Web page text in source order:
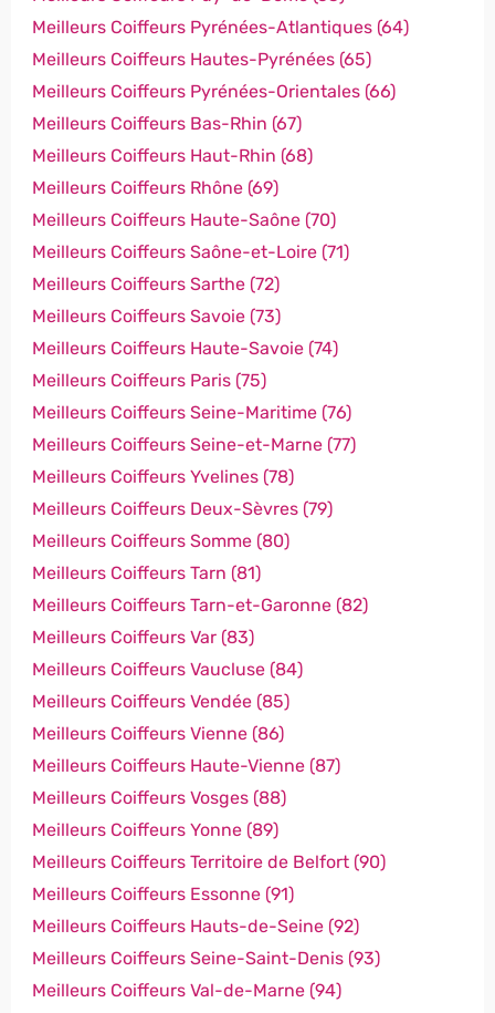
Meilleurs Coiffeurs Pyrénées-Atlantiques (64)
Meilleurs Coiffeurs Hautes-Pyrénées (65)
Meilleurs Coiffeurs Pyrénées-Orientales (66)
Meilleurs Coiffeurs Bas-Rhin (67)
Meilleurs Coiffeurs Haut-Rhin (68)
Meilleurs Coiffeurs Rhône (69)
Meilleurs Coiffeurs Haute-Saône (70)
Meilleurs Coiffeurs Saône-et-Loire (71)
Meilleurs Coiffeurs Sarthe (72)
Meilleurs Coiffeurs Savoie (73)
Meilleurs Coiffeurs Haute-Savoie (74)
Meilleurs Coiffeurs Paris (75)
Meilleurs Coiffeurs Seine-Maritime (76)
Meilleurs Coiffeurs Seine-et-Marne (77)
Meilleurs Coiffeurs Yvelines (78)
Meilleurs Coiffeurs Deux-Sèvres (79)
Meilleurs Coiffeurs Somme (80)
Meilleurs Coiffeurs Tarn (81)
Meilleurs Coiffeurs Tarn-et-Garonne (82)
Meilleurs Coiffeurs Var (83)
Meilleurs Coiffeurs Vaucluse (84)
Meilleurs Coiffeurs Vendée (85)
Meilleurs Coiffeurs Vienne (86)
Meilleurs Coiffeurs Haute-Vienne (87)
Meilleurs Coiffeurs Vosges (88)
Meilleurs Coiffeurs Yonne (89)
Meilleurs Coiffeurs Territoire de Belfort (90)
Meilleurs Coiffeurs Essonne (91)
Meilleurs Coiffeurs Hauts-de-Seine (92)
Meilleurs Coiffeurs Seine-Saint-Denis (93)
Meilleurs Coiffeurs Val-de-Marne (94)